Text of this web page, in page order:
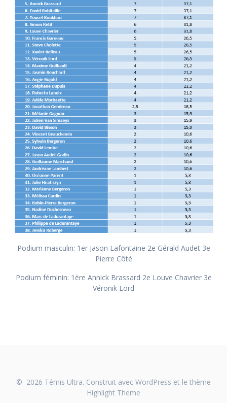
Podium masculin: 1er Jason Lafontaine 2e Gérald Audet 3e
Pierre Côté
Podium féminin: 1ère Annick Brassard 2e Louve Chavrier 3e
Véronik Lord
© 2026 Témis Ultra. Construit avec WordPress et le thème
Highlight Theme